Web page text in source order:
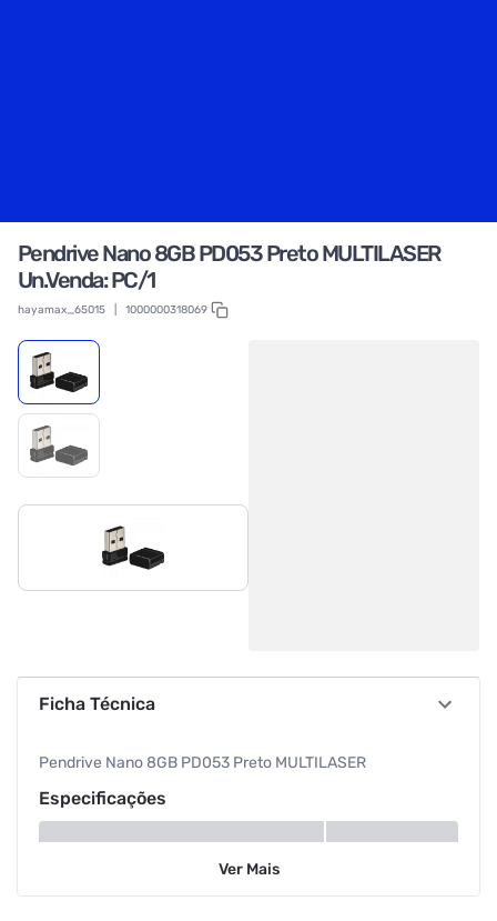
Pendrive Nano 8GB PD053 Preto MULTILASER
Un.Venda: PC/1
hayamax_65015 1000000318069
Ficha Técnica
Pendrive Nano 8GB PD053 Preto MULTILASER
Especificações
Ver Mais